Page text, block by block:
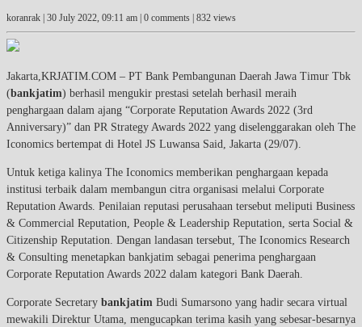
koranrak | 30 July 2022, 09:11 am | 0 comments | 832 views
Jakarta,KRJATIM.COM – PT Bank Pembangunan Daerah Jawa Timur Tbk
(bankjatim) berhasil mengukir prestasi setelah berhasil meraih
penghargaan dalam ajang “Corporate Reputation Awards 2022 (3rd
Anniversary)” dan PR Strategy Awards 2022 yang diselenggarakan oleh The
Iconomics bertempat di Hotel JS Luwansa Said, Jakarta (29/07).
Untuk ketiga kalinya The Iconomics memberikan penghargaan kepada
institusi terbaik dalam membangun citra organisasi melalui Corporate
Reputation Awards. Penilaian reputasi perusahaan tersebut meliputi Business
& Commercial Reputation, People & Leadership Reputation, serta Social &
Citizenship Reputation. Dengan landasan tersebut, The Iconomics Research
& Consulting menetapkan bankjatim sebagai penerima penghargaan
Corporate Reputation Awards 2022 dalam kategori Bank Daerah.
Corporate Secretary bankjatim Budi Sumarsono yang hadir secara virtual
mewakili Direktur Utama, mengucapkan terima kasih yang sebesar-besarnya